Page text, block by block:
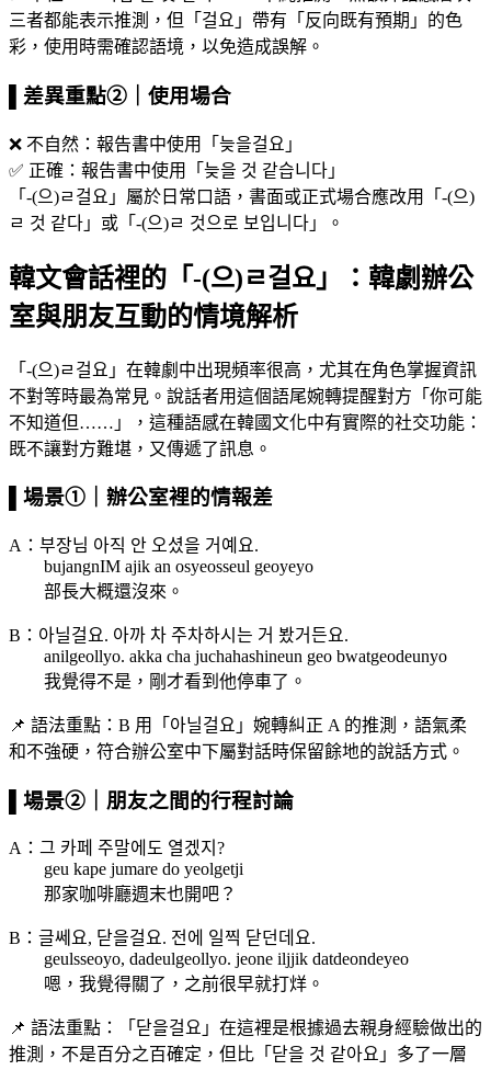
三者都能表示推測，但「걸요」帶有「反向既有預期」的色
彩，使用時需確認語境，以免造成誤解。
▌差異重點②｜使用場合
❌ 不自然：報告書中使用「늦을걸요」
✅ 正確：報告書中使用「늦을 것 같습니다」
「-(으)ㄹ걸요」屬於日常口語，書面或正式場合應改用「-(으)
ㄹ 것 같다」或「-(으)ㄹ 것으로 보입니다」。
韓文會話裡的「-(으)ㄹ걸요」：韓劇辦公
室與朋友互動的情境解析
「-(으)ㄹ걸요」在韓劇中出現頻率很高，尤其在角色掌握資訊
不對等時最為常見。說話者用這個語尾婉轉提醒對方「你可能
不知道但……」，這種語感在韓國文化中有實際的社交功能：
既不讓對方難堪，又傳遞了訊息。
▌場景①｜辦公室裡的情報差
A：부장님 아직 안 오셨을 거예요.
bujangnIM ajik an osyeosseul geoyeyo
部長大概還沒來。
B：아닐걸요. 아까 차 주차하시는 거 봤거든요.
anilgeollyo. akka cha juchahashineun geo bwatgeodeunyo
我覺得不是，剛才看到他停車了。
📌 語法重點：B 用「아닐걸요」婉轉糾正 A 的推測，語氣柔
和不強硬，符合辦公室中下屬對話時保留餘地的說話方式。
▌場景②｜朋友之間的行程討論
A：그 카페 주말에도 열겠지?
geu kape jumare do yeolgetji
那家咖啡廳週末也開吧？
B：글쎄요, 닫을걸요. 전에 일찍 닫던데요.
geulsseoyo, dadeulgeollyo. jeone iljjik datdeondeyeo
嗯，我覺得關了，之前很早就打烊。
📌 語法重點：「닫을걸요」在這裡是根據過去親身經驗做出的
推測，不是百分之百確定，但比「닫을 것 같아요」多了一層